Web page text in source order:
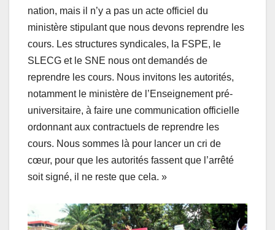
nation, mais il n’y a pas un acte officiel du
ministère stipulant que nous devons reprendre les
cours. Les structures syndicales, la FSPE, le
SLECG et le SNE nous ont demandés de
reprendre les cours. Nous invitons les autorités,
notamment le ministère de l’Enseignement pré-
universitaire, à faire une communication officielle
ordonnant aux contractuels de reprendre les
cours. Nous sommes là pour lancer un cri de
cœur, pour que les autorités fassent que l’arrêté
soit signé, il ne reste que cela. »